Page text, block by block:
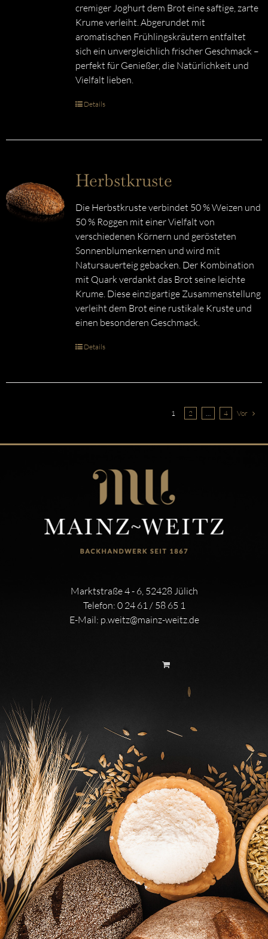
cremiger Joghurt dem Brot eine saftige, zarte
Krume verleiht. Abgerundet mit
aromatischen Frühlingskräutern entfaltet
sich ein unvergleichlich frischer Geschmack –
perfekt für Genießer, die Natürlichkeit und
Vielfalt lieben.
Details
Herbstkruste
Die Herbstkruste verbindet 50 % Weizen und
50 % Roggen mit einer Vielfalt von
verschiedenen Körnern und gerösteten
Sonnenblumenkernen und wird mit
Natursauerteig gebacken. Der Kombination
mit Quark verdankt das Brot seine leichte
Krume. Diese einzigartige Zusammenstellung
verleiht dem Brot eine rustikale Kruste und
einen besonderen Geschmack.
Details
1 2 … 4 Vor
Marktstraße 4 - 6, 52428 Jülich
Telefon: 0 24 61 / 58 65 1
E-Mail: p.weitz@mainz-weitz.de